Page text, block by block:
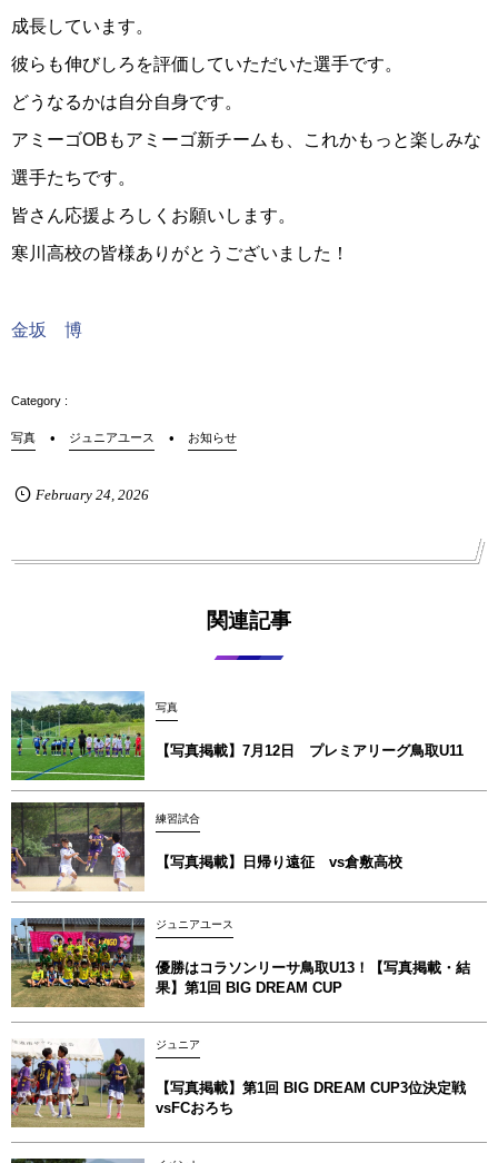
成長しています。
彼らも伸びしろを評価していただいた選手です。
どうなるかは自分自身です。
アミーゴOBもアミーゴ新チームも、これかもっと楽しみな
選手たちです。
皆さん応援よろしくお願いします。
寒川高校の皆様ありがとうございました！
金坂 博
写真 ジュニアユース お知らせ
February 24, 2026
関連記事
写真
【写真掲載】7月12日 プレミアリーグ鳥取U11
練習試合
【写真掲載】日帰り遠征 vs倉敷高校
ジュニアユース
優勝はコラソンリーサ鳥取U13！【写真掲載‪‪‪︎︎・結
果】第1回 BIG DREAM CUP
ジュニア
【写真掲載】第1回 BIG DREAM CUP3位決定戦
vsFCおろち